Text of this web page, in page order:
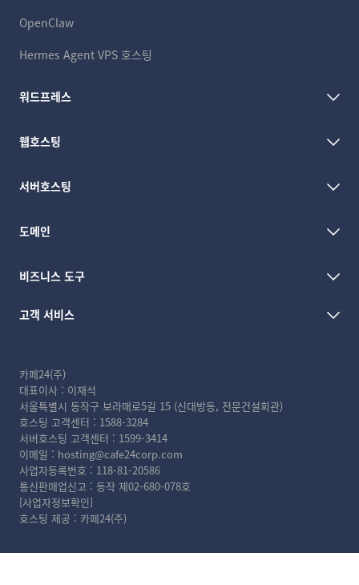
OpenClaw
Hermes Agent VPS 호스팅
워드프레스
웹호스팅
서버호스팅
도메인
비즈니스 도구
고객 서비스
카페24(주)
대표이사 : 이재석
서울특별시 동작구 보라매로5길 15 (신대방동, 전문건설회관)
호스팅 고객센터 : 1588-3284
서버호스팅 고객센터 : 1599-3414
이메일 : hosting@cafe24corp.com
사업자등록번호 : 118-81-20586
통신판매업신고 : 동작 제02-680-078호
[사업자정보확인]
호스팅 제공 : 카페24(주)